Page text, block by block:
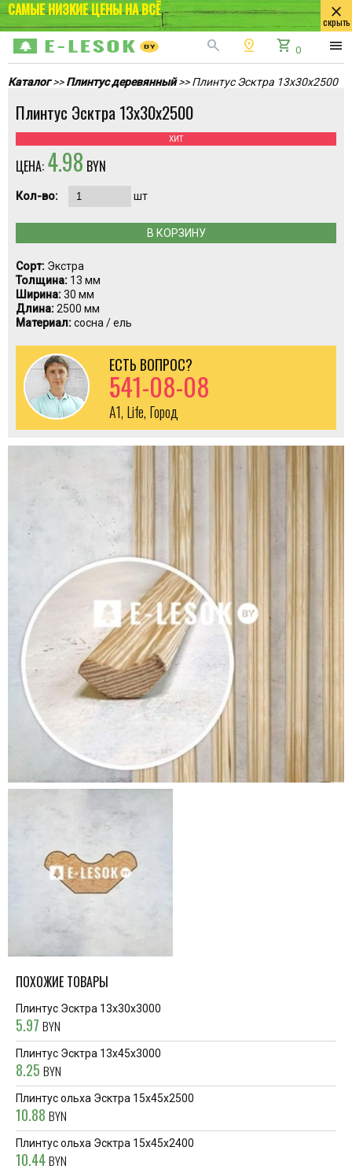
САМЫЕ НИЗКИЕ ЦЕНЫ НА ВСЁ close
скрыть
search pin_drop shopping_cart 0 menu
Каталог>>Плинтус деревянный >> Плинтус Эсктра 13x30x2500
ПОХОЖИЕ ТОВАРЫ
Плинтус Эсктра 13x30x3000
5.97 BYN
Плинтус Эсктра 13x45x3000
8.25 BYN
Плинтус ольха Эсктра 15x45x2500
10.88 BYN
Плинтус ольха Эсктра 15x45x2400
10.44BYN
Плинтус Эсктра 13x30x2500
ХИТ
ЦЕНА: 4.98 BYN
Кол-во: шт
В КОРЗИНУ
Сорт: Экстра
Толщина: 13 мм
Ширина:30 мм
Длина:2500 мм
Материал:сосна / ель
ЕСТЬ ВОПРОС?
541-08-08
A1, Life, Город